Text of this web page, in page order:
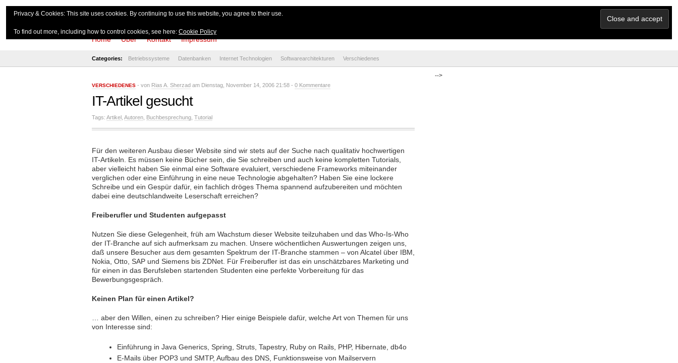
theserverside.de
Home Über Kontakt Impressum
Categories: Betriebssysteme Datenbanken Internet Technologien Softwarearchitekturen Verschiedenes
VERSCHIEDENES - von Rias A. Sherzad am Dienstag, November 14, 2006 21:58 - 0 Kommentare
IT-Artikel gesucht
Tags: Artikel Autoren Buchbesprechung Tutorial
Für den weiteren Ausbau dieser Website sind wir stets auf der Suche nach qualitativ hochwertigen
IT-Artikeln. Es müssen keine Bücher sein, die Sie schreiben und auch keine kompletten Tutorials,
aber vielleicht haben Sie einmal eine Software evaluiert, verschiedene Frameworks miteinander
verglichen oder eine Einführung in eine neue Technologie abgehalten? Haben Sie eine lockere
Schreibe und ein Gespür dafür, ein fachlich dröges Thema spannend aufzubereiten und möchten
dabei eine deutschlandweite Leserschaft erreichen?
Freiberufler und Studenten aufgepasst
Nutzen Sie diese Gelegenheit, früh am Wachstum dieser Website teilzuhaben und das Who-Is-Who
der IT-Branche auf sich aufmerksam zu machen. Unsere wöchentlichen Auswertungen zeigen uns,
daß unsere Besucher aus dem gesamten Spektrum der IT-Branche stammen – von Alcatel über IBM,
Nokia, Otto, SAP und Siemens bis ZDNet. Für Freiberufler ist das ein unschätzbares Marketing und
für einen in das Berufsleben startenden Studenten eine perfekte Vorbereitung für das
Bewerbungsgespräch.
Keinen Plan für einen Artikel?
… aber den Willen, einen zu schreiben? Hier einige Beispiele dafür, welche Art von Themen für uns
von Interesse sind:
Einführung in Java Generics, Spring, Struts, Tapestry, Ruby on Rails, PHP, Hibernate, db4o
E-Mails über POP3 und SMTP, Aufbau des DNS, Funktionsweise von Mailservern
-->
Privacy & Cookies: This site uses cookies. By continuing to use this website, you agree to their use.
To find out more, including how to control cookies, see here: Cookie Policy